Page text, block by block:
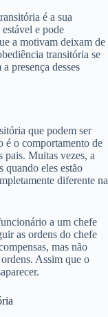
é a sua
e pode
a motivam deixam de
transitória se
presença desses
que podem ser
é o comportamento de
pais. Muitas vezes, a
quando eles estão
diferente na
a um chefe
as ordens do chefe
mas não
Assim que o